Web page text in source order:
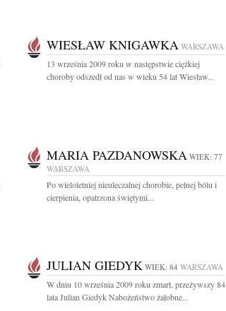
WIESŁAW KNIGAWKA WARSZAWA
13 września 2009 roku w następstwie ciężkiej
choroby odszedł od nas w wieku 54 lat Wiesław...
MARIA PAZDANOWSKA WIEK: 77
WARSZAWA
Po wieloletniej nieuleczalnej chorobie, pełnej bólu i
cierpienia, opatrzona świętymi...
JULIAN GIEDYK WIEK: 84 WARSZAWA
W dniu 10 września 2009 roku zmarł, przeżywszy 84
lata Julian Giedyk Nabożeństwo żałobne...